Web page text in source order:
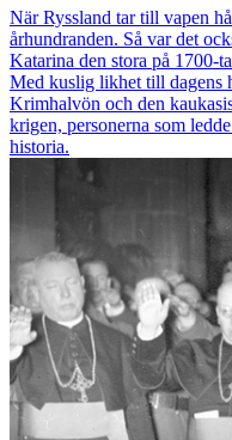
När Ryssland tar till vapen
århundranden. Så var det
Katarina den stora på 1700-
Med kuslig likhet till dagens
Krimhalvön och den
krigen, personerna som
historia.